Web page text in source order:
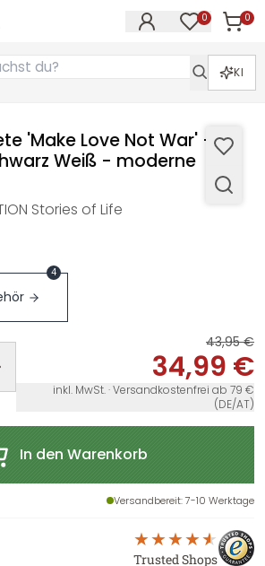
0 0
KI
'Make Love Not War' -
Weiß - moderne
Stories of Life
4
43,95 €
34,99 €
inkl. MwSt. · Versandkostenfrei ab 79 €
(DE/AT)
In den Warenkorb
Versandbereit: 7-10 Werktage
Trusted Shops